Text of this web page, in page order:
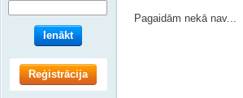
Pagaidām nekā nav...
Ienākt
Reģistrācija